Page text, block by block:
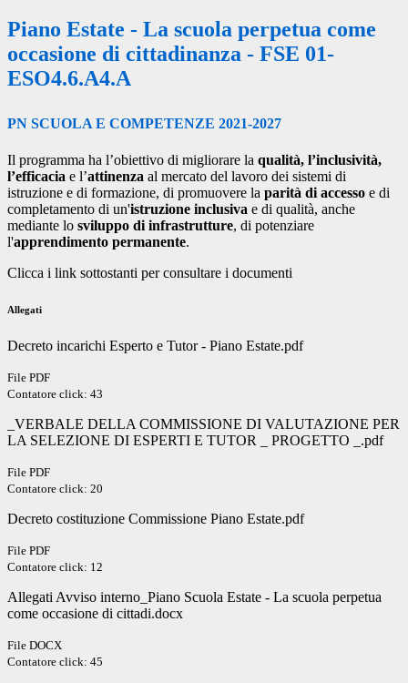
Piano Estate - La scuola perpetua come
occasione di cittadinanza - FSE 01-
ESO4.6.A4.A
PN SCUOLA E COMPETENZE 2021-2027
Il programma ha l’obiettivo di migliorare la qualità, l’inclusività,
l’efficacia e l’attinenza al mercato del lavoro dei sistemi di
istruzione e di formazione, di promuovere la parità di accesso e di
completamento di un'istruzione inclusiva e di qualità, anche
mediante lo sviluppo di infrastrutture, di potenziare
l'apprendimento permanente.
Clicca i link sottostanti per consultare i documenti
Allegati
Decreto incarichi Esperto e Tutor - Piano Estate.pdf
File PDF
Contatore click: 43
_VERBALE DELLA COMMISSIONE DI VALUTAZIONE PER
LA SELEZIONE DI ESPERTI E TUTOR _ PROGETTO _.pdf
File PDF
Contatore click: 20
Decreto costituzione Commissione Piano Estate.pdf
File PDF
Contatore click: 12
Allegati Avviso interno_Piano Scuola Estate - La scuola perpetua
come occasione di cittadi.docx
File DOCX
Contatore click: 45